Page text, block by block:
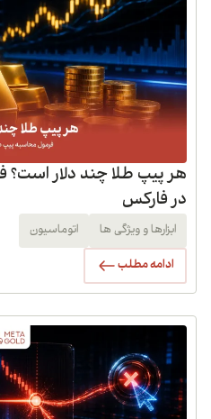
هر پیپ طلا چند دلار است؟
در فارکس
ابزارها و ویژگی ها اتوماسیون
ادامه مطلب